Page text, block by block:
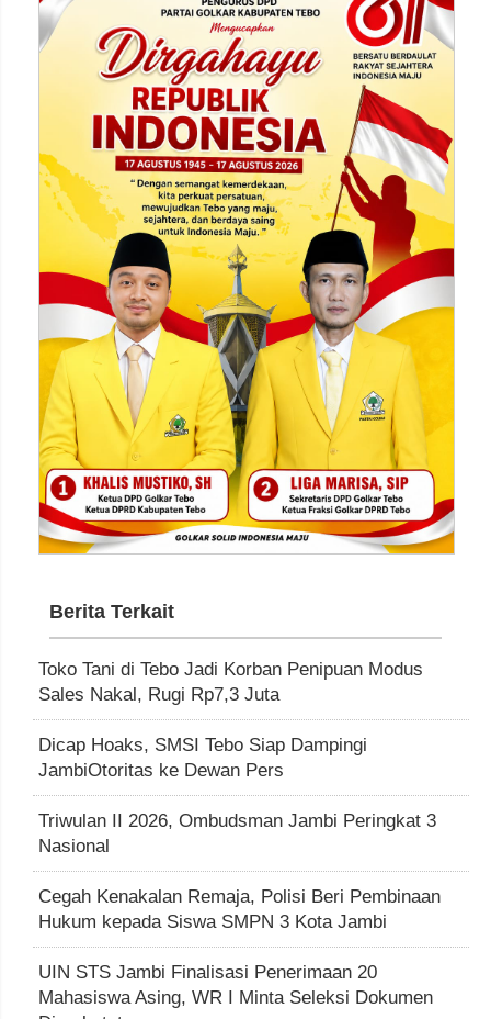
Berita Terkait
Toko Tani di Tebo Jadi Korban Penipuan Modus
Sales Nakal, Rugi Rp7,3 Juta
Dicap Hoaks, SMSI Tebo Siap Dampingi
JambiOtoritas ke Dewan Pers
Triwulan II 2026, Ombudsman Jambi Peringkat 3
Nasional
Cegah Kenakalan Remaja, Polisi Beri Pembinaan
Hukum kepada Siswa SMPN 3 Kota Jambi
UIN STS Jambi Finalisasi Penerimaan 20
Mahasiswa Asing, WR I Minta Seleksi Dokumen